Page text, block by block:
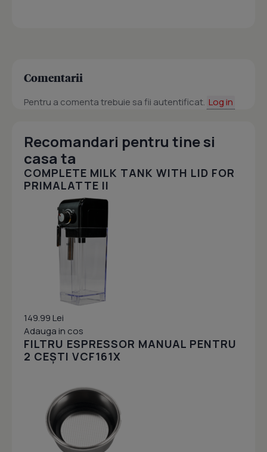
Comentarii
Pentru a comenta trebuie sa fii autentificat. Log in
Recomandari pentru tine si
casa ta
COMPLETE MILK TANK WITH LID FOR
PRIMALATTE II
149.99 Lei
Adauga in cos
FILTRU ESPRESSOR MANUAL PENTRU
2 CEȘTI VCF161X